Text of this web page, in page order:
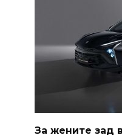
За жените зад